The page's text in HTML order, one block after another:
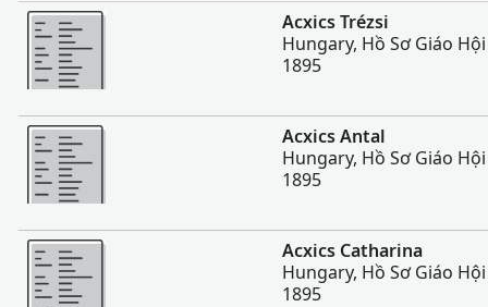
Sili atu
Acxics Trézsi
Hungary, Hồ Sơ Giáo
1895
Sili atu
Acxics Antal
Hungary, Hồ Sơ Giáo
1895
Sili atu
Acxics Catharina
Hungary, Hồ Sơ Giáo
1895